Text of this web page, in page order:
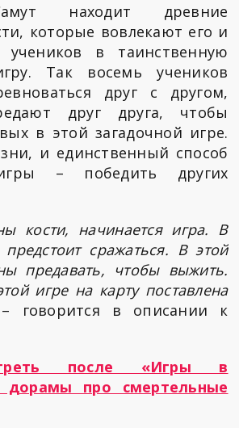
находит древние
которые вовлекают его и
в таинственную
Так восемь учеников
друг с другом,
друг друга, чтобы
в этой загадочной игре.
и единственный способ
– победить других
кости, начинается игра. В
сражаться. В этой
предавать, чтобы выжить.
игре на карту поставлена
говорится в описании к
после «Игры в
дорамы про смертельные